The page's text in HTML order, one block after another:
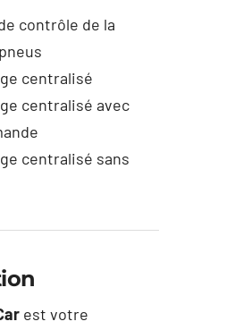
contrôle de la
centralisé
centralisé avec
centralisé sans
est votre